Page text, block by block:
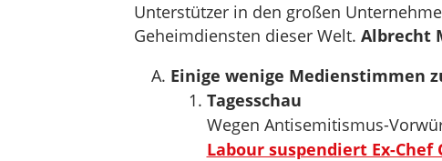
Unterstützer in den großen
Geheimdiensten dieser Welt. Albrecht
Einige wenige Medienstimmen
Tagesschau
Wegen Antisemitismus-
Labour suspendiert Ex-Chef